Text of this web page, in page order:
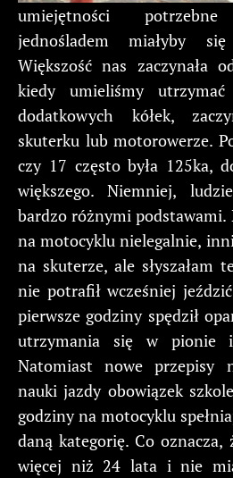
umiejętności
jednośladem miałyby
Większość nas zaczynała
kiedy umieliśmy
dodatkowych kółek,
skuterku lub motorowerze.
czy 17 często była 125ka,
większego. Niemniej,
bardzo różnymi
na motocyklu nielegalnie,
na skuterze, ale słyszałam
nie potrafił wcześniej
pierwsze godziny spędził
utrzymania się w pionie
Natomiast nowe przepisy
nauki jazdy obowiązek
godziny na motocyklu
daną kategorię. Co
więcej niż 24 lata i nie